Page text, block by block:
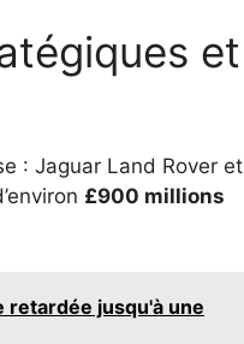
et
: Jaguar Land Rover et
£900 millions
retardée jusqu'à une